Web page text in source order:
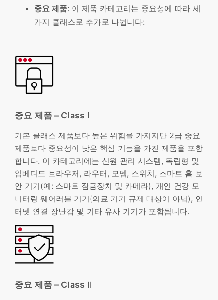
중요 제품: 이 제품 카테고리는 중요성에 따라 세
가지 클래스로 추가로 나뉩니다:
중요 제품 – Class I
기본 클래스 제품보다 높은 위험을 가지지만 2급 중요
제품보다 중요성이 낮은 핵심 기능을 가진 제품을 포함
합니다. 이 카테고리에는 신원 관리 시스템, 독립형 및
임베디드 브라우저, 라우터, 모뎀, 스위치, 스마트 홈 보
안 기기(예: 스마트 잠금장치 및 카메라), 개인 건강 모
니터링 웨어러블 기기(의료 기기 규제 대상이 아님), 인
터넷 연결 장난감 및 기타 유사 기기가 포함됩니다.
중요 제품 – Class II